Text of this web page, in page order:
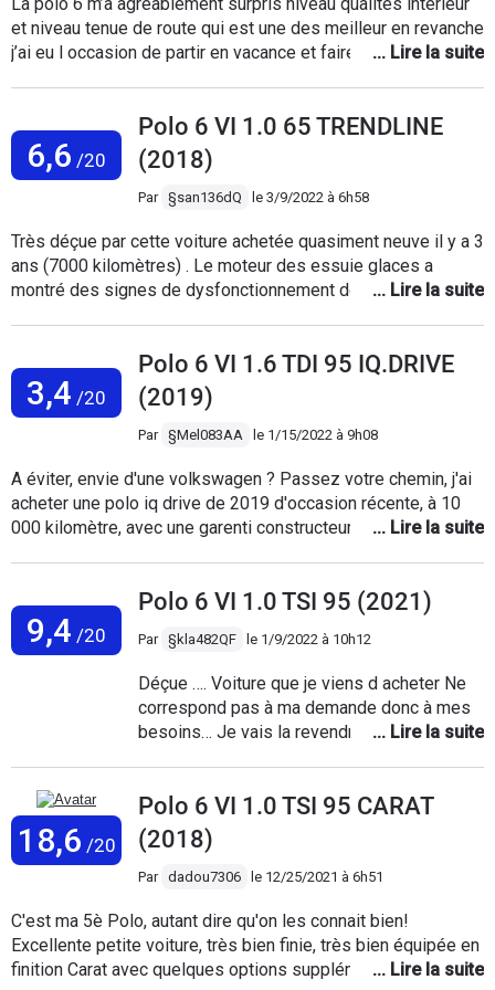
et niveau tenue de route qui est une des meilleur en revanche
j’ai eu l occasion de partir en vacance et faire des lomgt trajet
consommation d huile anormal qui est « normal » vu la
cylindre du moteur (1.0 75 ) mais par contre la polo se
débrouille bien en ville est ce montre avec cette motorisation
être une véritable citadine est non une routière !!!!
6,6 /20
Polo 6 VI 1.0 65 TRENDLINE
(2018)
Par §san136dQ le 3/9/2022 à 6h58
Très déçue par cette voiture achetée quasiment neuve il y a 3
ans (7000 kilomètres) . Le moteur des essuie glaces a
montré des signes de dysfonctionnement dès le début, nous
passage en concession, et donc des dépenses
scandaleuses. De guerre lasse, je songe à en changer.
3,4 /20
Polo 6 VI 1.6 TDI 95 IQ.DRIVE
(2019)
Par §Mel083AA le 1/15/2022 à 9h08
A éviter, envie d'une volkswagen ? Passez votre chemin, j'ai
acheter une polo iq drive de 2019 d'occasion récente, à 10
000 kilomètre, avec une garenti constructeur 1 ans plus un
récurant sur ce model. Depuis tout a étais fait courier
recomandais dossier ouvert chez Vw France tout le monde
se renvoie la balle, personne ne veux payer, des menteurs
des voleurs ! Il vous laisse avec une boîte à vitesse qui va
casser. Même avec une garenti vous vous débrouiller et vous
payerais vous même ne compter pas obtenir gain de cause
et vont se renvoyer la balle et gagner du temps il vont vous
épuisé !
9,4 /20
Polo 6 VI 1.0 TSI 95 (2021)
Par §kla482QF le 1/9/2022 à 10h12
Déçue …. Voiture que je viens d acheter Ne
correspond pas à ma demande donc à mes
besoins… Je vais la revendre très
ai pas de points positifs à vous donner….
………. ……………… ……… …………………… ………………..
………………. …………. ………………. …………………….. ………..
…………… ……………………… ………… ……….. ………………..
18,6 /20
Polo 6 VI 1.0 TSI 95 CARAT
(2018)
Par dadou7306 le 12/25/2021 à 6h51
C'est ma 5è Polo, autant dire qu'on les connait bien!
Excellente petite voiture, très bien finie, très bien équipée en
finition Carat avec quelques options supplémentaires